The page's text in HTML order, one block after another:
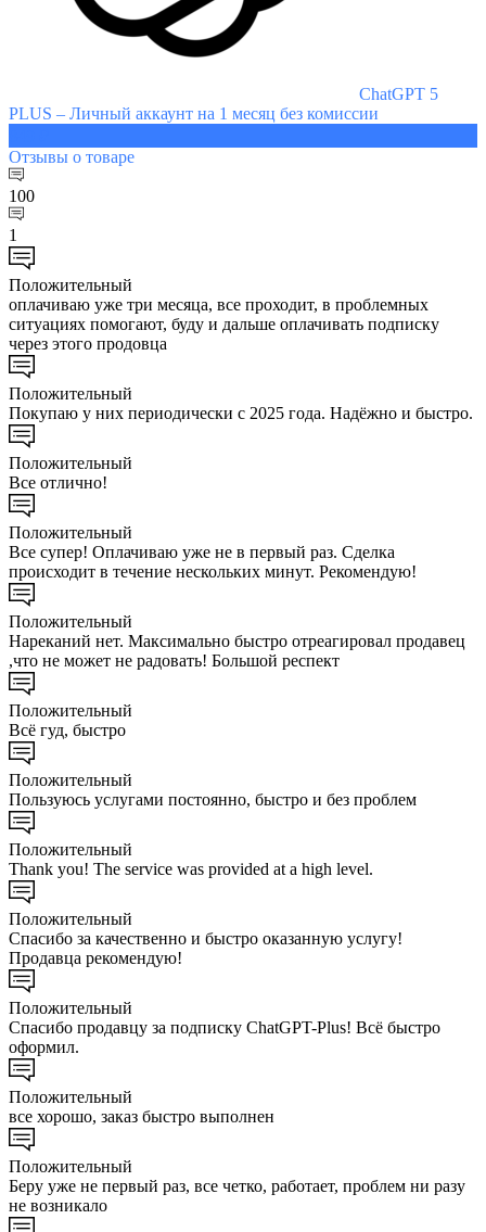
ChatGPT 5
PLUS – Личный аккаунт на 1 месяц без комиссии
Отзывы о товаре
100
1
Положительный
оплачиваю уже три месяца, все проходит, в проблемных
ситуациях помогают, буду и дальше оплачивать подписку
через этого продовца
Положительный
Покупаю у них периодически с 2025 года. Надёжно и быстро.
Положительный
Все отлично!
Положительный
Все супер! Оплачиваю уже не в первый раз. Сделка
происходит в течение нескольких минут. Рекомендую!
Положительный
Нареканий нет. Максимально быстро отреагировал продавец
,что не может не радовать! Большой респект
Положительный
Всё гуд, быстро
Положительный
Пользуюсь услугами постоянно, быстро и без проблем
Положительный
Thank you! The service was provided at a high level.
Положительный
Спасибо за качественно и быстро оказанную услугу!
Продавца рекомендую!
Положительный
Спасибо продавцу за подписку ChatGPT-Plus! Всё быстро
оформил.
Положительный
все хорошо, заказ быстро выполнен
Положительный
Беру уже не первый раз, все четко, работает, проблем ни разу
не возникало